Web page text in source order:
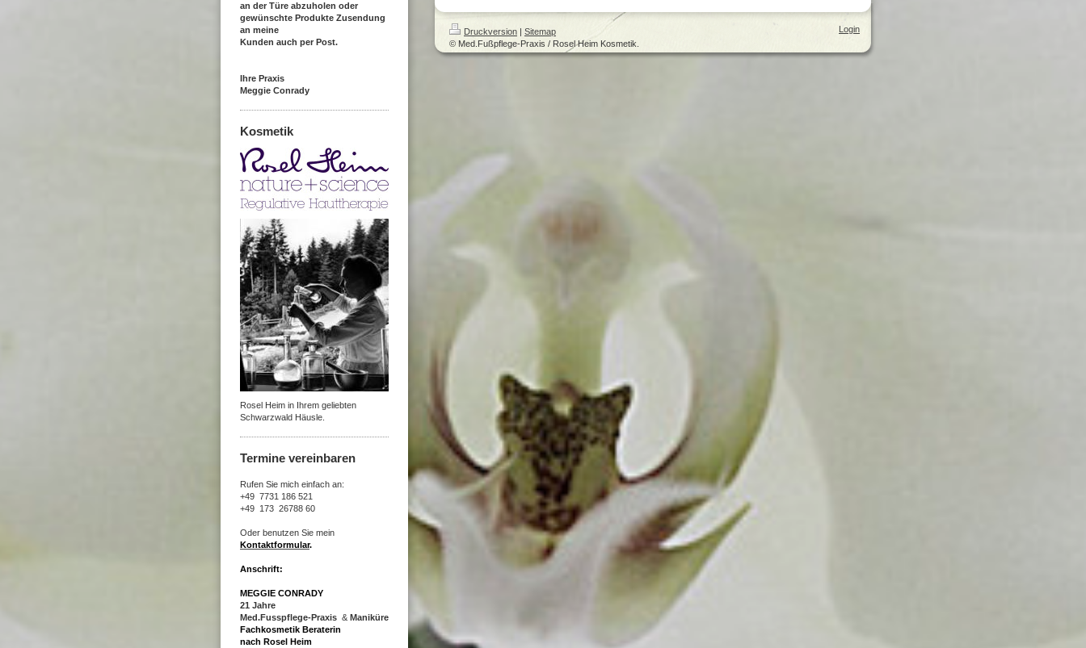
an der Türe abzuholen oder
gewünschte Produkte Zusendung
an meine
Kunden auch per Post.
Ihre Praxis
Meggie Conrady
Kosmetik
Rosel Heim in Ihrem geliebten
Schwarzwald Häusle.
Termine vereinbaren
Rufen Sie mich einfach an:
+49 7731 186 521
+49 173 26788 60
Oder benutzen Sie mein
Kontaktformular.
Anschrift:
MEGGIE CONRADY
21 Jahre
Med.Fusspflege-Praxis & Maniküre
Fachkosmetik Beraterin
nach Rosel Heim
Druckversion | Sitemap
© Med.Fußpflege-Praxis / Rosel Heim Kosmetik.
Login